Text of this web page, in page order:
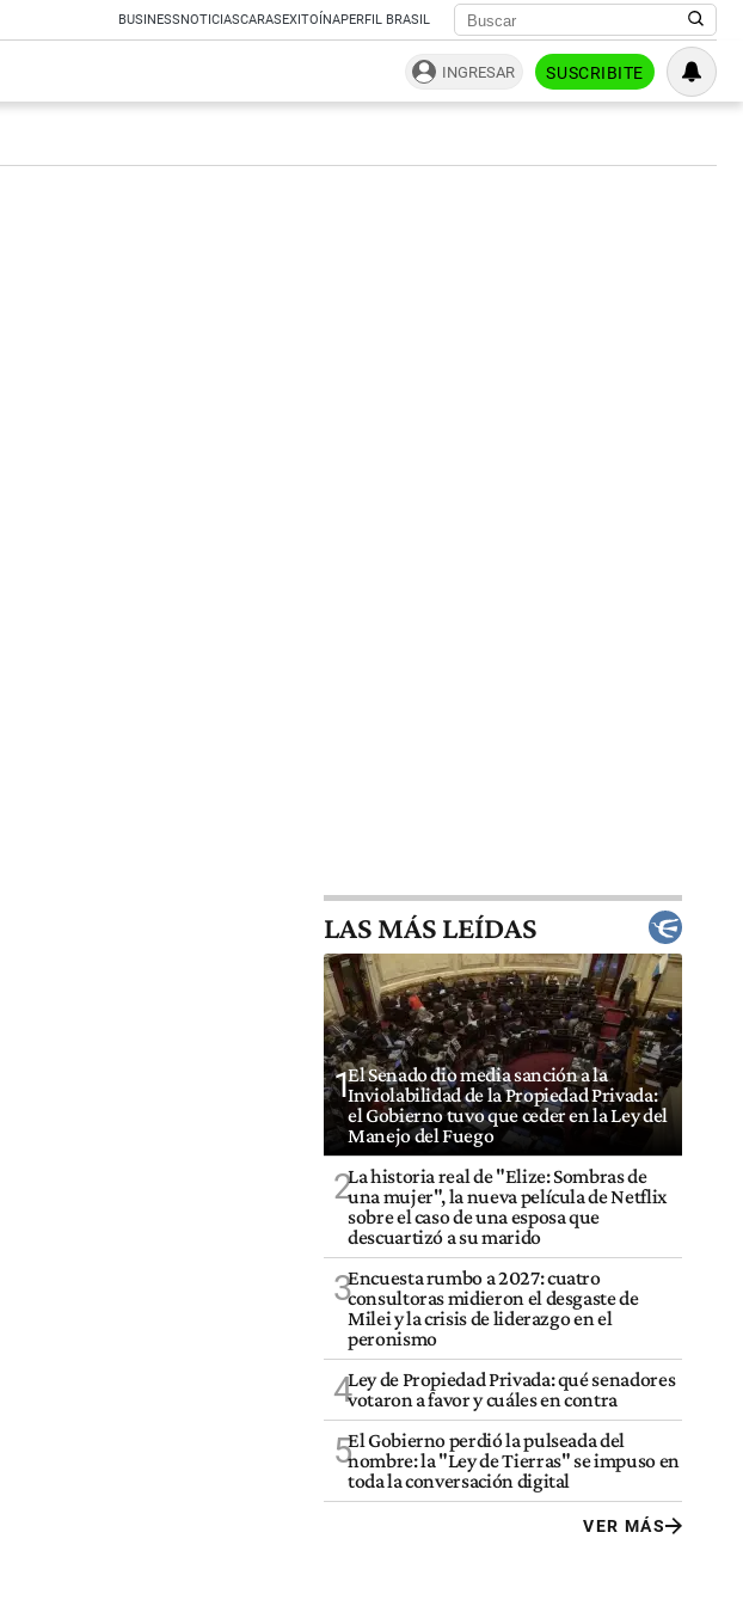
BUSINESSNOTICIASCARASEXITOÍNAPERFIL BRASIL
INGRESAR SUSCRIBITE
LAS MÁS LEÍDAS
1El Senado dio media sanción a la
Inviolabilidad de la Propiedad Privada:
el Gobierno tuvo que ceder en la Ley del
Manejo del Fuego
2La historia real de "Elize: Sombras de
una mujer", la nueva película de Netflix
sobre el caso de una esposa que
descuartizó a su marido
3Encuesta rumbo a 2027: cuatro
consultoras midieron el desgaste de
Milei y la crisis de liderazgo en el
peronismo
4Ley de Propiedad Privada: qué senadores
votaron a favor y cuáles en contra
5El Gobierno perdió la pulseada del
nombre: la "Ley de Tierras" se impuso en
toda la conversación digital
VER MÁS